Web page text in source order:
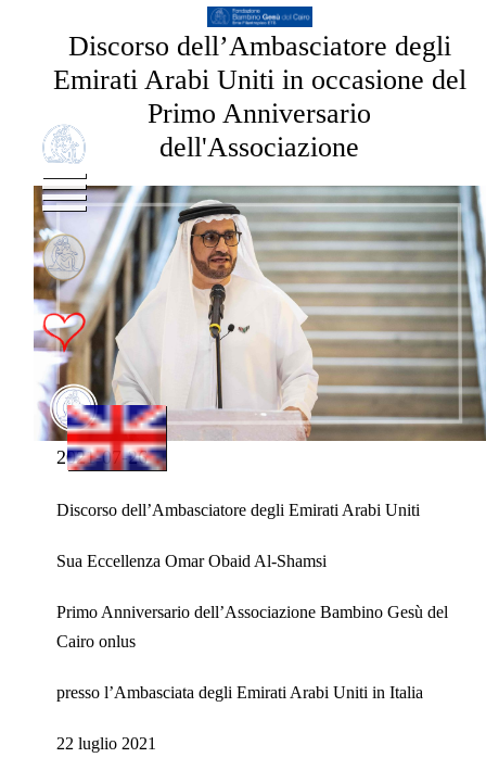
Discorso dell’Ambasciatore degli
Emirati Arabi Uniti in occasione del
Primo Anniversario
dell'Associazione
2021-07-26
Discorso dell’Ambasciatore degli Emirati Arabi Uniti
Sua Eccellenza Omar Obaid Al-Shamsi
Primo Anniversario dell’Associazione Bambino Gesù del
Cairo onlus
presso l’Ambasciata degli Emirati Arabi Uniti in Italia
22 luglio 2021